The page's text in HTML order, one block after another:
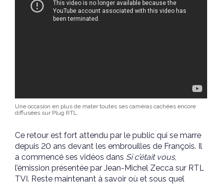
Une occasion en plus de mater toutes ses caméras cachées encore
diffusées sur Plug RTL.
Ce retour est fort attendu par le public qui se marre
depuis 20 ans devant les embrouilles de François. Il
a commencé ses vidéos dans Si c’était vous,
l’émission présentée par Jean-Michel Zecca sur RTL
TVI. Reste maintenant à savoir où et sous quel